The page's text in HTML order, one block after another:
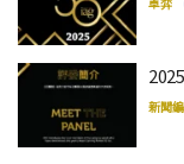
新聞